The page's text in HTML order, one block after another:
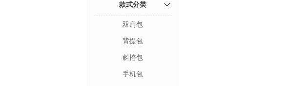
款式分类
双肩包
背提包
斜挎包
手机包